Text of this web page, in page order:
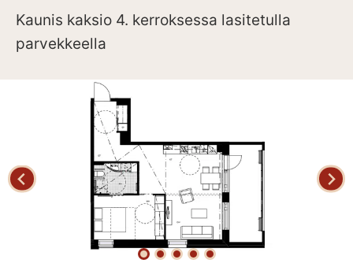
Kaunis kaksio 4. kerroksessa lasitetulla
parvekkeella